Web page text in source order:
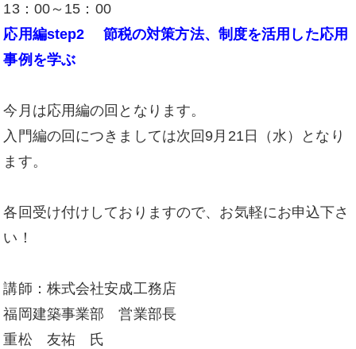
13：00～15：00
応用編step2 節税の対策方法、制度を活用した応用
事例を学ぶ
今月は応用編の回となります。
入門編の回につきましては次回9月21日（水）となり
ます。
各回受け付けしておりますので、お気軽にお申込下さ
い！
講師：株式会社安成工務店
福岡建築事業部 営業部長
重松 友祐 氏